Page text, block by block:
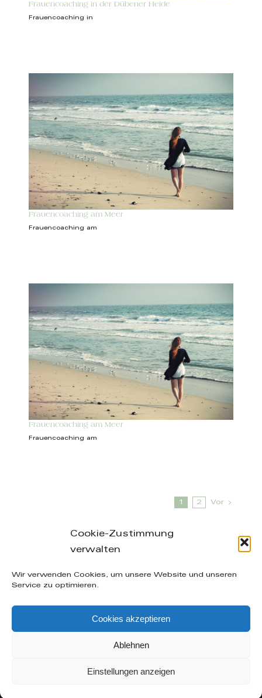
Cookie-Zustimmung
verwalten
Wir verwenden Cookies, um unsere Website und unseren
Service zu optimieren.
Cookies akzeptieren
Ablehnen
Einstellungen anzeigen
Frauencoaching in der Dübener Heide
Frauencoaching in
Frauencoaching am Meer
Frauencoaching am
Frauencoaching am Meer
Frauencoaching am
1 2 Vor
(0) 160-20 49 402 – mail: info@manuelakuenzel.de
Datenschutzerklärung|Impressum
FacebookInstagram